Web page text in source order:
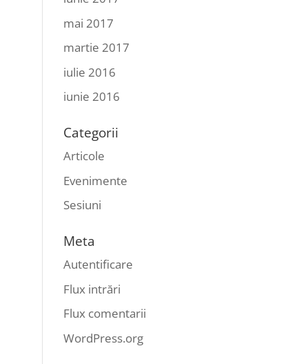
mai 2017
martie 2017
iulie 2016
iunie 2016
Categorii
Articole
Evenimente
Sesiuni
Meta
Autentificare
Flux intrări
Flux comentarii
WordPress.org